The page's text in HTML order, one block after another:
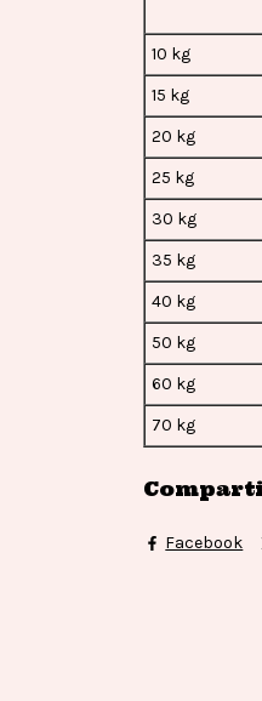
10 kg
15 kg
20 kg
25 kg
30 kg
35 kg
40 kg
50 kg
60 kg
70 kg
Facebook